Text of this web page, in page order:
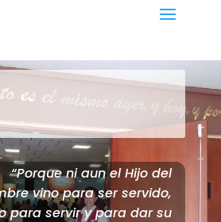
“Porque ni aun el Hijo del
vino para ser servido,
para servir y para dar su